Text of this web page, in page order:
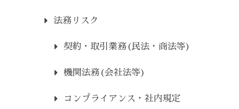
法務リスク
契約・取引業務(民法・商法等)
機関法務(会社法等)
コンプライアンス・社内規定